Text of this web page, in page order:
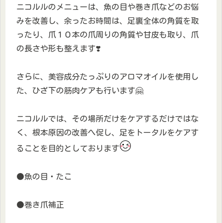
ニコルルのメニューは、魚の目や巻き爪などのお悩
みを改善し、余ったお時間は、足裏全体の角質を取
ったり、爪１０本の爪周りの角質や甘皮も取り、爪
の長さや形も整えます❣️
さらに、美容成分たっぷりのアロマオイルを使用し
た、ひざ下の筋肉ケアも行います🤗
ニコルルでは、その場所だけをケアするだけではな
く、根本原因の改善へ促し、足をトータルをケアす
ることを目的としております
●魚の目・たこ
●巻き爪補正